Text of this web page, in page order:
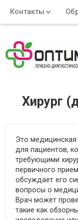
Контакты
Адрес:
Хирург
Это медицинская
для пациентов,
требующими
первичного
обсуждает его
вопросы о
Врач может
такие как